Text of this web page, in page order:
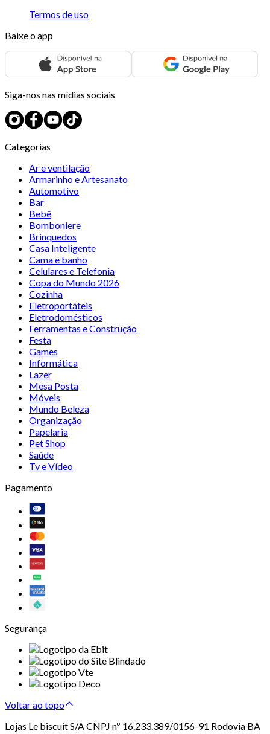
Termos de uso
Baixe o app
Siga-nos nas mídias sociais
Categorias
Ar e ventilação
Armarinho e Artesanato
Automotivo
Bar
Bebê
Bomboniere
Brinquedos
Casa Inteligente
Cama e banho
Celulares e Telefonia
Copa do Mundo 2026
Cozinha
Eletroportáteis
Eletrodomésticos
Ferramentas e Construção
Festa
Games
Informática
Lazer
Mesa Posta
Móveis
Mundo Beleza
Organização
Papelaria
Pet Shop
Saúde
Tv e Vídeo
Pagamento
Segurança
Voltar ao topo
Lojas Le biscuit S/A CNPJ nº 16.233.389/0156-91 Rodovia BA